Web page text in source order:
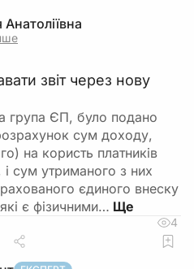
звіт через нову
ЄП, було подано
сум доходу,
на користь платників
і сум утриманого з них
єдиного внеску
є фізичними…
4